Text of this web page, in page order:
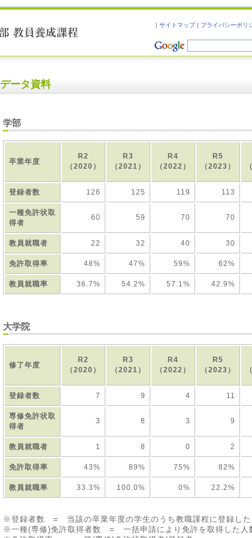
| サイトマップ| プライバシーポリ
データ資料
学部
卒業年度
R2
（2020）
R3
（2021）
R4
（2022）
R5
（2023）
登録者数 126 125 119 113
一種免許状取
得者
60 59 70 70
教員就職者 22 32 40 30
免許取得率 48% 47% 59% 62%
教員就職率 36.7% 54.2% 57.1% 42.9%
大学院
修了年度
R2
（2020）
R3
（2021）
R4
（2022）
R5
（2023）
登録者数 7 9 4 11
専修免許状取
得者
3 8 3 9
教員就職者 1 8 0 2
免許取得率 43% 89% 75% 82%
教員就職率 33.3% 100.0% 0% 22.2%
※登録者数 = 当該の卒業年度の学生のうち教職課程に登録した
※一種(専修)免許取得者数 = 一括申請により免許を取得した人